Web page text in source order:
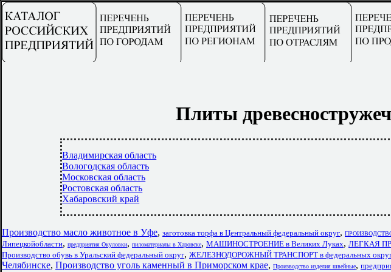
Плиты
Владимирская область
Вологодская область
Московская область
Ростовская область
Хабаровский край
Производство масло животное в Уфе, заготовка торфа в Центральный федеральный округ, ПРОИЗВОДСТВО
Липецкойобласти, предприятия Окуловки, пиломатериалы в Харовске, МАШИНОСТРОЕНИЕ в Великих Луках, ЛЕГКАЯ
Производство обувь в Уральский федеральный округ, ЖЕЛЕЗНОДОРОЖНЫЙ ТРАНСПОРТ в федеральных
Челябинске, Производство уголь каменный в Приморском крае, Производство изделия швейные,